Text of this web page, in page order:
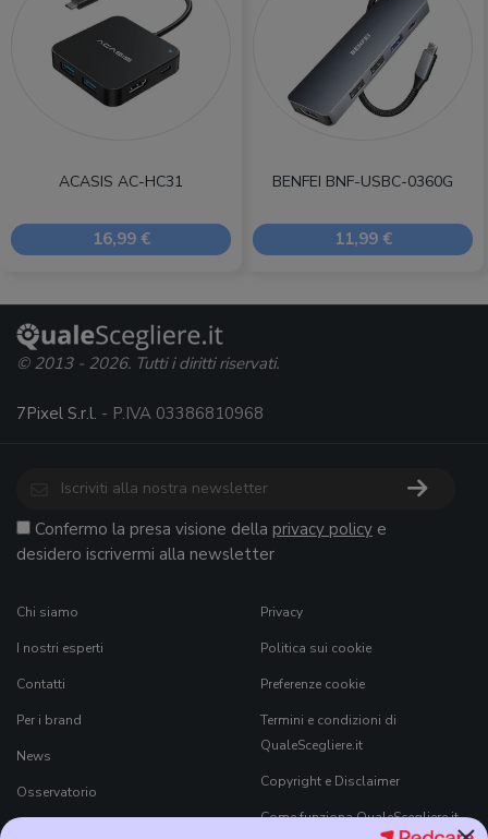
ACASIS AC-HC31
16,99 €
BENFEI BNF-USBC-0360G
11,99 €
© 2013 - 2026. Tutti i diritti riservati.
7Pixel S.r.l. - P.IVA 03386810968
Confermo la presa visione della privacy policy e
desidero iscrivermi alla newsletter
Chi siamo
I nostri esperti
Contatti
Per i brand
News
Osservatorio
Privacy
Politica sui cookie
Preferenze cookie
Termini e condizioni di
QualeScegliere.it
Copyright e Disclaimer
Come funziona QualeScegliere.it